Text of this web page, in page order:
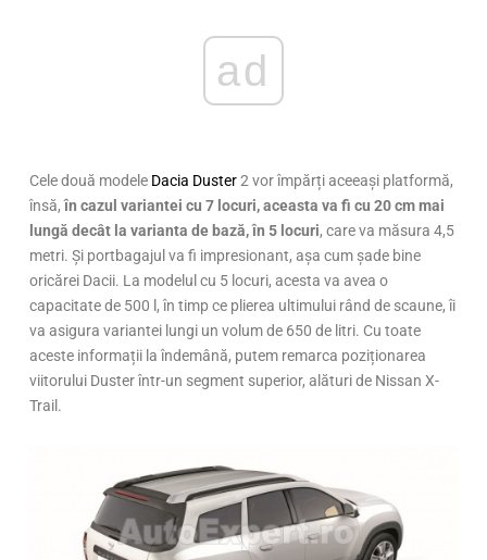
ad
Cele două modele Dacia Duster2 vor împărți aceeași platformă,
însă,în cazul variantei cu 7 locuri, aceasta va fi cu 20 cm mai
lungă decât la varianta de bază, în 5 locuri, care va măsura 4,5
metri. Și portbagajul va fi impresionant, așa cum șade bine
oricărei Dacii. La modelul cu 5 locuri, acesta va avea o
capacitate de 500 l, în timp ce plierea ultimului rând de scaune, îi
va asigura variantei lungi un volum de 650 de litri. Cu toate
aceste informații la îndemână, putem remarca poziționarea
viitorului Duster într-un segment superior, alături de Nissan X-
Trail.